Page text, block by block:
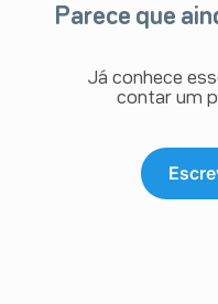
Parece que
Já conhece
contar um